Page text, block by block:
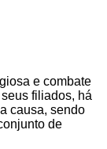
e combate
filiados, há
causa, sendo
de